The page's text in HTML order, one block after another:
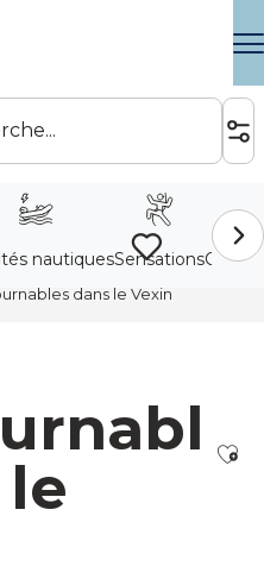
Voir les favoris
dans le Vexin